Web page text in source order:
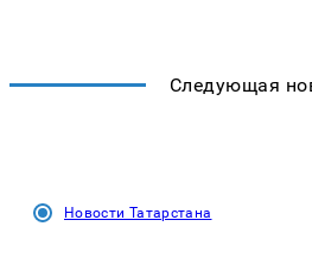
Следующая
Новости Татарстана